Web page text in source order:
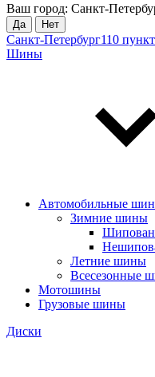
Ваш город: Санкт-
Да Нет
Санкт-Петербург110
Шины
Автомобильные
Зимние шины
Летние шины
Всесезонные
Мотошины
Грузовые шины
Диски